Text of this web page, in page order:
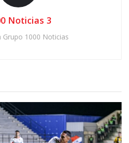
Noticias 3
Grupo 1000 Noticias